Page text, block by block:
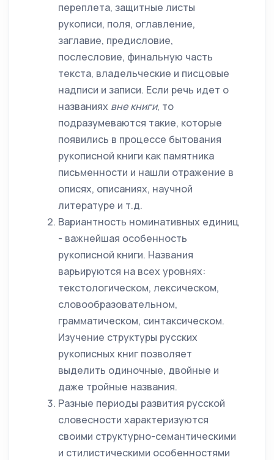
переплета, защитные листы
рукописи, поля, оглавление,
заглавие, предисловие,
послесловие, финальную часть
текста, владельческие и писцовые
надписи и записи. Если речь идет о
названиях вне книги, то
подразумеваются такие, которые
появились в процессе бытования
рукописной книги как памятника
письменности и нашли отражение в
описях, описаниях, научной
литературе и т.д.
Вариантность номинативных единиц
- важнейшая особенность
рукописной книги. Названия
варьируются на всех уровнях:
текстологическом, лексическом,
словообразовательном,
грамматическом, синтаксическом.
Изучение структуры русских
рукописных книг позволяет
выделить одиночные, двойные и
даже тройные названия.
Разные периоды развития русской
словесности характеризуются
своими структурно-семантическими
и стилистическими особенностями